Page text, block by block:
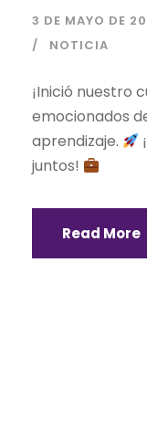
3 DE MAYO DE
NOTICIA
¡Inició nuestro
emocionados
aprendizaje.
juntos!
Read More